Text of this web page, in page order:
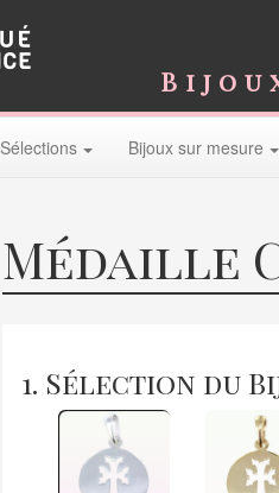
Sélections Bijoux sur mesure
Médaille
1. Sélection du